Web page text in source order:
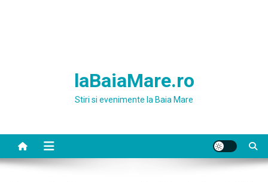
laBaiaMare.ro
Stiri si evenimente la Baia Mare